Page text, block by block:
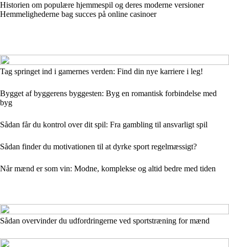
Historien om populære hjemmespil og deres moderne versioner
Hemmelighederne bag succes på online casinoer
Tag springet ind i gamernes verden: Find din nye karriere i leg!
Bygget af byggerens byggesten: Byg en romantisk forbindelse med
byg
Sådan får du kontrol over dit spil: Fra gambling til ansvarligt spil
Sådan finder du motivationen til at dyrke sport regelmæssigt?
Når mænd er som vin: Modne, komplekse og altid bedre med tiden
Sådan overvinder du udfordringerne ved sportstræning for mænd